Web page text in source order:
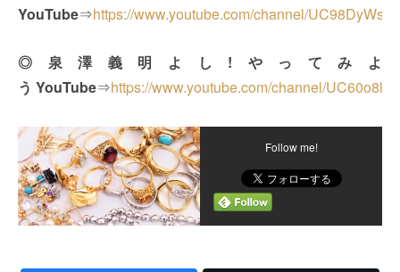
YouTube⇒https://www.youtube.com/channel/
◎ 泉澤義明よし!やってみよ
う YouTube⇒https://www.youtube.com/channel/
Follow me!